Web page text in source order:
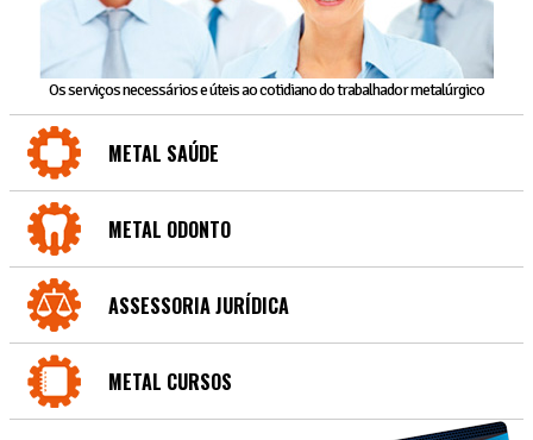
Os serviços necessários e úteis ao cotidiano do trabalhador metalúrgico
METAL SAÚDE
METAL ODONTO
ASSESSORIA JURÍDICA
METAL CURSOS